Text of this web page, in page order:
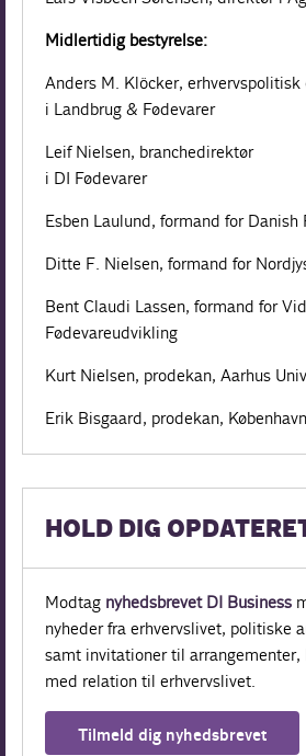
Midlertidig bestyrelse:
Anders M. Klöcker,
i Landbrug & Fødevarer
Leif Nielsen, branchedirektør
i DI Fødevarer
Esben Laulund, formand for Danish
Ditte F. Nielsen, formand for
Bent Claudi Lassen, formand for
Fødevare­udvikling
Kurt Nielsen, prodekan, Aarhus
Erik Bisgaard, prodekan,
HOLD DIG
Modtag nyhedsbrevet DI Business
nyheder fra erhvervslivet, politiske
samt invitationer til
med relation til erhvervslivet.
Tilmeld dig nyhedsbrevet